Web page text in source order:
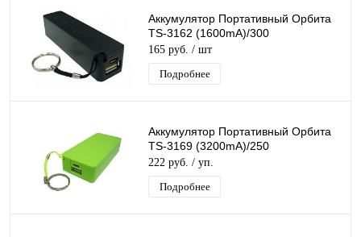
Аккумулятор Портативный Орбита
TS-3162 (1600mA)/300
165 руб. / шт
Подробнее
Аккумулятор Портативный Орбита
TS-3169 (3200mA)/250
222 руб. / уп.
Подробнее